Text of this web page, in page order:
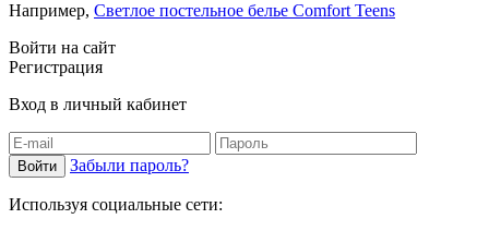
Например, Светлое постельное белье Comfort Teens
Войти на сайт
Регистрация
Вход в личный кабинет
Забыли пароль?
Используя социальные сети: